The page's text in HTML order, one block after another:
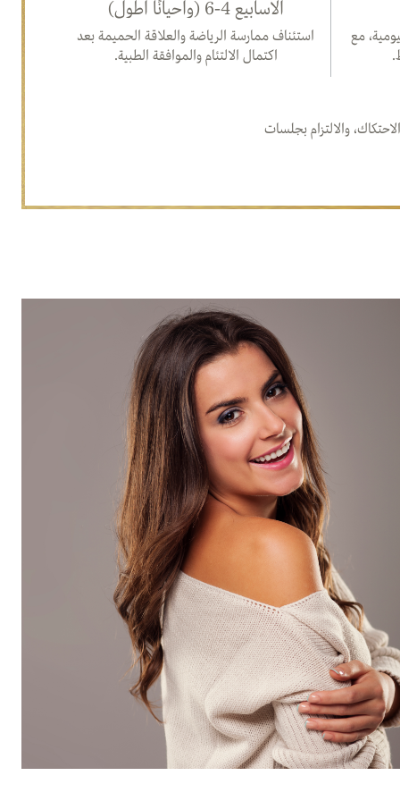
مع
الأسابيع 4-6 (وأحيانًا أطول)
استئناف ممارسة الرياضة والعلاقة الحميمة بعد
اكتمال الالتئام والموافقة الطبية.
والالتزام بجلسات